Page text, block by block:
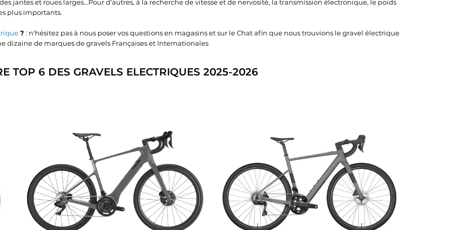
jantes et roues larges...Pour d'autres, à la recherche de vitesse et de nervosité, la transmission électronique, le poids
plus importants.
? : n'hésitez pas à nous poser vos questions en magasins et sur le Chat afin que nous trouvions le gravel électrique
de marques de gravels Françaises et Internationales
TOP 6 DES GRAVELS ELECTRIQUES 2025-2026